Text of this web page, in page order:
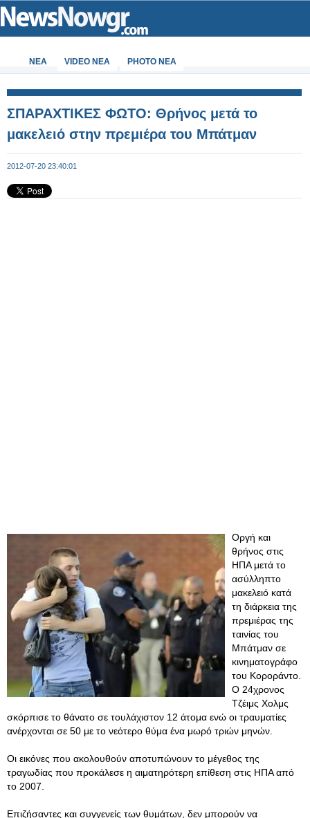
ΝΕΑ VIDEO NEA PHOTO NEA
ΣΠΑΡΑΧΤΙΚΕΣ ΦΩΤΟ: Θρήνος μετά το
μακελειό στην πρεμιέρα του Μπάτμαν
2012-07-20 23:40:01
Οργή και
θρήνος στις
ΗΠΑ μετά το
ασύλληπτο
μακελειό κατά
τη διάρκεια της
πρεμιέρας της
ταινίας του
Μπάτμαν σε
κινηματογράφο
του Κοροράντο.
Ο 24χρονος
Τζέιμς Χολμς
σκόρπισε το θάνατο σε τουλάχιστον 12 άτομα ενώ οι τραυματίες
ανέρχονται σε 50 με το νεότερο θύμα ένα μωρό τριών μηνών.
Οι εικόνες που ακολουθούν αποτυπώνουν το μέγεθος της
τραγωδίας που προκάλεσε η αιματηρότερη επίθεση στις ΗΠΑ από
το 2007.
Επιζήσαντες και συγγενείς των θυμάτων, δεν μπορούν να